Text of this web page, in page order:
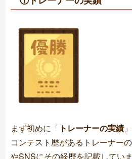
まず初めに「 トレーナーの実績
コンテスト歴があるトレーナー
やSNSにその経歴を記載していま